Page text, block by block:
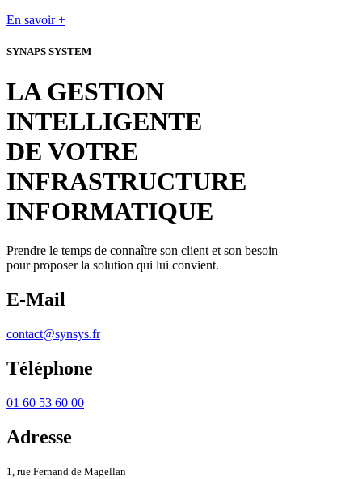
En savoir +
SYNAPS SYSTEM
LA GESTION
INTELLIGENTE
DE VOTRE
INFRASTRUCTURE
INFORMATIQUE
Prendre le temps de connaître son client et son besoin
pour proposer la solution qui lui convient.
E-Mail
contact@synsys.fr
Téléphone
01 60 53 60 00
Adresse
1, rue Fernand de Magellan